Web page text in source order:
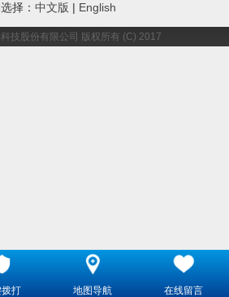
择： 中文版 | English
技股份有限公司 版权所有 (C) 2017
打 地图导航 在线留言